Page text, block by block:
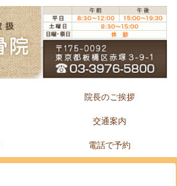
院長のご挨拶
交通案内
電話で予約